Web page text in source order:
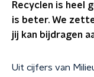
Recyclen is heel
is beter. We
jij kan bijdragen
Uit cijfers van